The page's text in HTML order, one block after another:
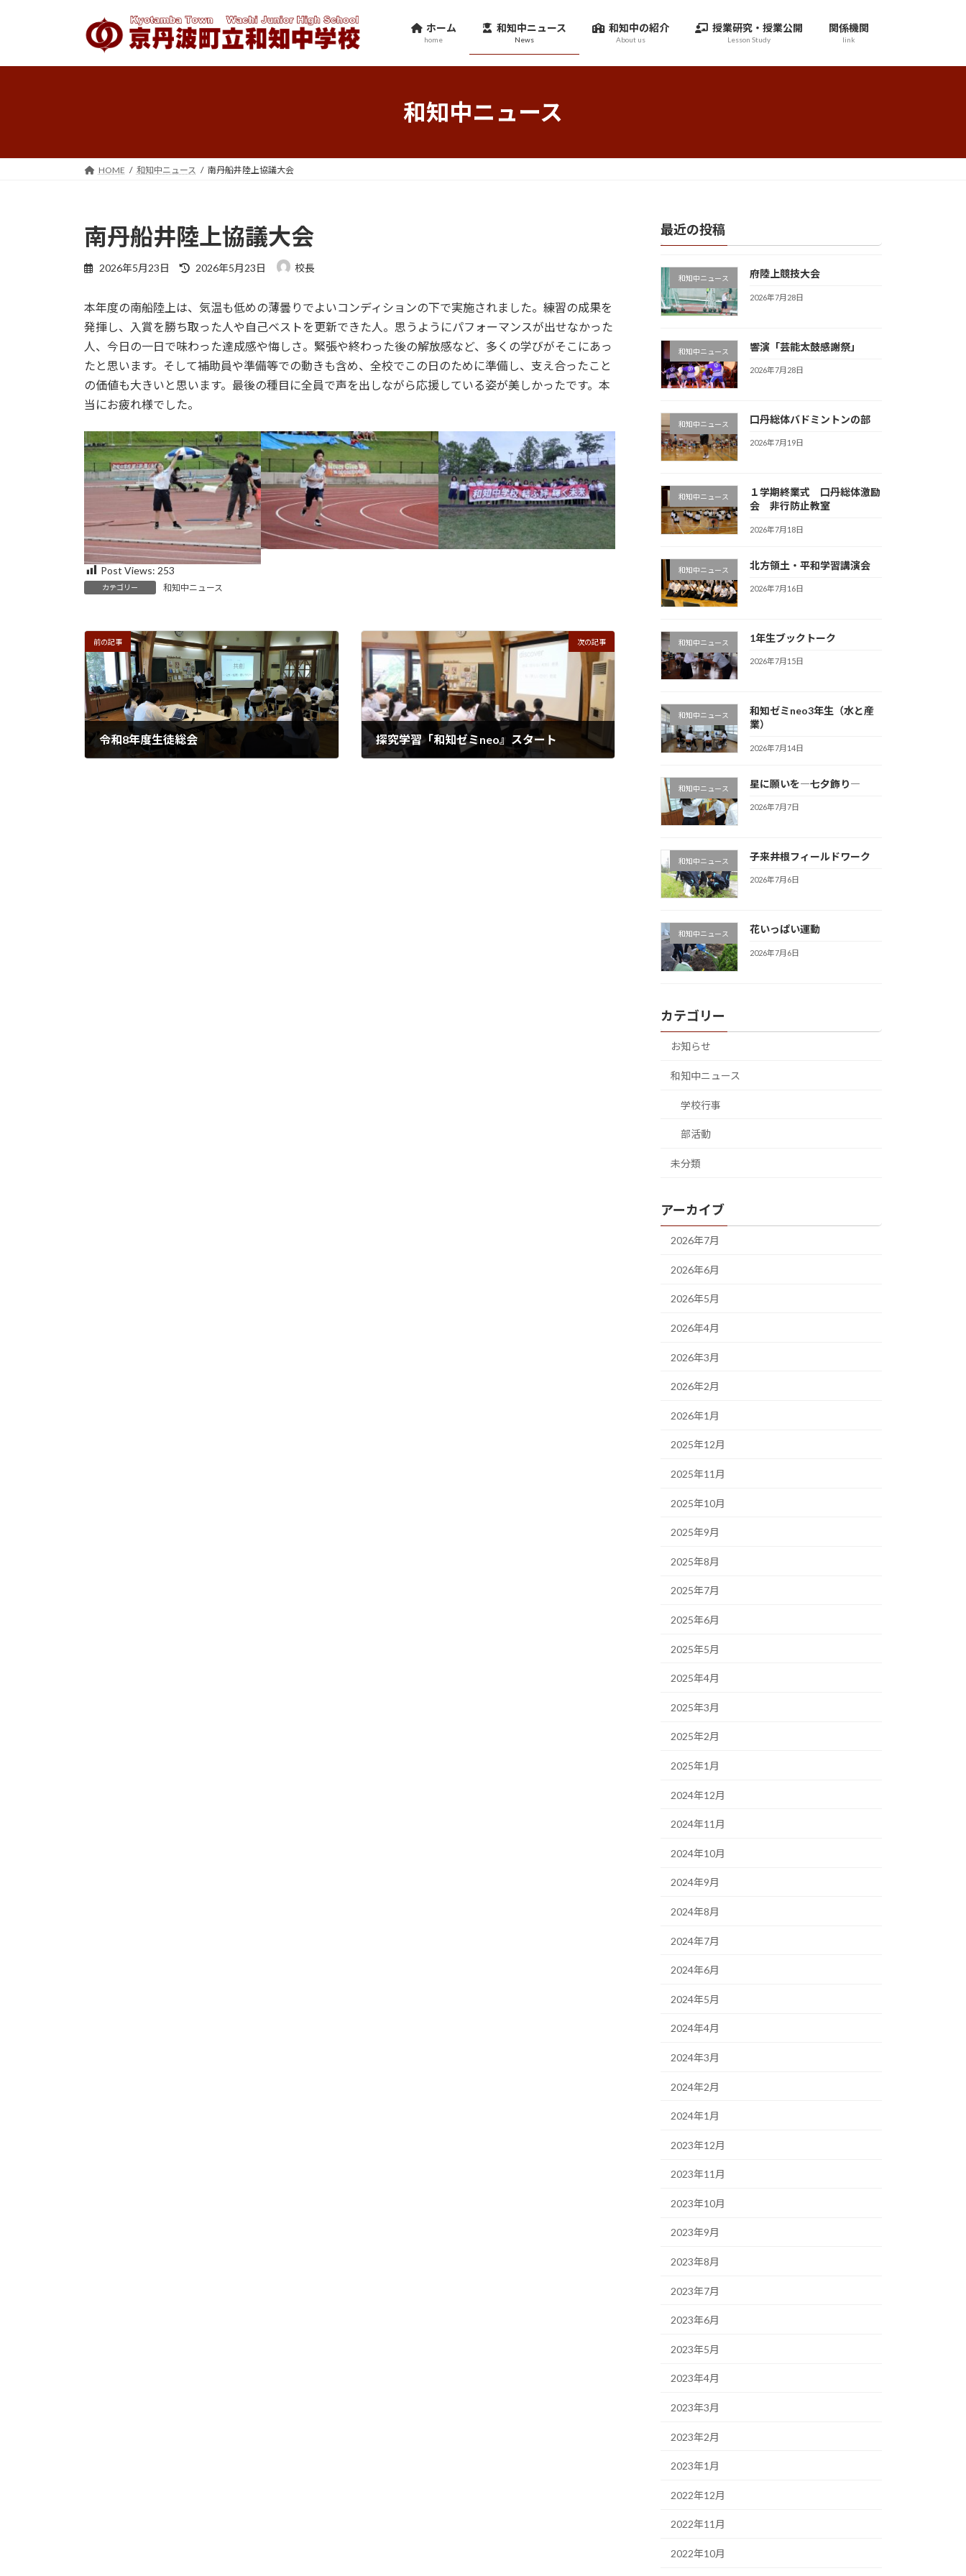
ホーム
home
和知中ニュース
News
和知中の紹介
About us
授業研究・授業公開
Lesson Study
関係機関
link
和知中ニュース
HOME 和知中ニュース 南丹船井陸上協議大会
南丹船井陸上協議大会
2026年5月23日
最
新
日
:
2026年5月23日 校長
本年度の南船陸上は、気温も低めの薄曇りでよいコンディションの下で実施されました。練習の成果を
発揮し、入賞を勝ち取った人や自己ベストを更新できた人。思うようにパフォーマンスが出せなかった
人、今日の一日で味わった達成感や悔しさ。緊張や終わった後の解放感など、多くの学びがそこにあっ
たと思います。そして補助員や準備等での動きも含め、全校でこの日のために準備し、支え合ったこと
の価値も大きいと思います。最後の種目に全員で声を出しながら応援している姿が美しかったです。本
当にお疲れ様でした。
Post Views: 253
カテゴリー 和知中ニュース
前の記事
令和8年度生徒総会
次の記事
探究学習「和知ゼミneo』スタート
最近の投稿
和知中ニュース 府陸上競技大会
2026年7月28日
和知中ニュース 響演「芸能太鼓感謝祭」
2026年7月28日
和知中ニュース 口丹総体バドミントンの部
2026年7月19日
和知中ニュース
１学期終業式 口丹総体激励
会 非行防止教室
2026年7月18日
和知中ニュース 北方領土・平和学習講演会
2026年7月16日
和知中ニュース 1年生ブックトーク
2026年7月15日
和知中ニュース
和知ゼミneo3年生（水と産
業）
2026年7月14日
和知中ニュース 星に願いを―七夕飾り―
2026年7月7日
和知中ニュース 子来井根フィールドワーク
2026年7月6日
和知中ニュース 花いっぱい運動
2026年7月6日
カテゴリー
お知らせ
和知中ニュース
学校行事
部活動
未分類
アーカイブ
2026年7月
2026年6月
2026年5月
2026年4月
2026年3月
2026年2月
2026年1月
2025年12月
2025年11月
2025年10月
2025年9月
2025年8月
2025年7月
2025年6月
2025年5月
2025年4月
2025年3月
2025年2月
2025年1月
2024年12月
2024年11月
2024年10月
2024年9月
2024年8月
2024年7月
2024年6月
2024年5月
2024年4月
2024年3月
2024年2月
2024年1月
2023年12月
2023年11月
2023年10月
2023年9月
2023年8月
2023年7月
2023年6月
2023年5月
2023年4月
2023年3月
2023年2月
2023年1月
2022年12月
2022年11月
2022年10月